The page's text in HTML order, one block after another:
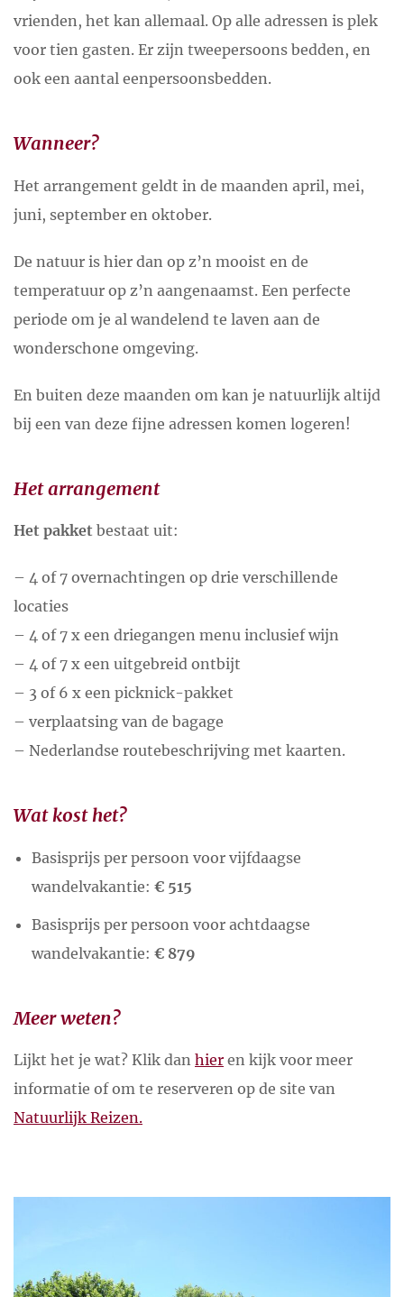
vrienden, het kan allemaal. Op alle adressen is plek
voor tien gasten. Er zijn tweepersoons bedden, en
ook een aantal eenpersoonsbedden.
Wanneer?
Het arrangement geldt in de maanden april, mei,
juni, september en oktober.
De natuur is hier dan op z’n mooist en de
temperatuur op z’n aangenaamst. Een perfecte
periode om je al wandelend te laven aan de
wonderschone omgeving.
En buiten deze maanden om kan je natuurlijk altijd
bij een van deze fijne adressen komen logeren!
Het arrangement
Het pakket bestaat uit:
– 4 of 7 overnachtingen op drie verschillende
locaties
– 4 of 7 x een driegangen menu inclusief wijn
– 4 of 7 x een uitgebreid ontbijt
– 3 of 6 x een picknick-pakket
– verplaatsing van de bagage
– Nederlandse routebeschrijving met kaarten.
Wat kost het?
Basisprijs per persoon voor vijfdaagse
wandelvakantie: € 515
Basisprijs per persoon voor achtdaagse
wandelvakantie: € 879
Meer weten?
Lijkt het je wat? Klik dan hier en kijk voor meer
informatie of om te reserveren op de site van
Natuurlijk Reizen.